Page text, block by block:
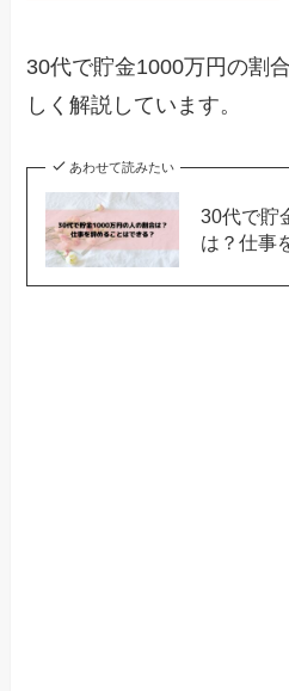
30代で貯金1000万円の割
しく解説しています。
あわせて読みたい
30代で貯
は？仕事